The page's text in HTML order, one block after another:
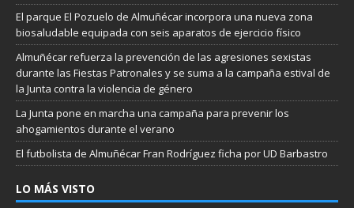
El parque El Pozuelo de Almuñécar incorpora una nueva zona
biosaludable equipada con seis aparatos de ejercicio físico
Almuñécar refuerza la prevención de las agresiones sexistas
durante las Fiestas Patronales y se suma a la campaña estival de
la Junta contra la violencia de género
La Junta pone en marcha una campaña para prevenir los
ahogamientos durante el verano
El futbolista de Almuñécar Fran Rodríguez ficha por UD Barbastro
LO MÁS VISTO